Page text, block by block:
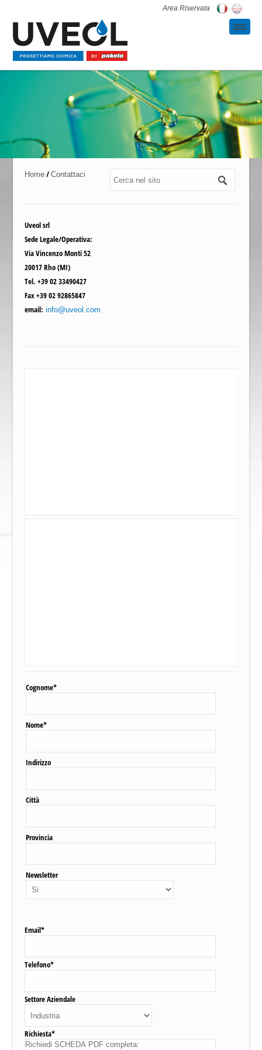
Area Riservata
Home /Contattaci
Uveol srl
Sede Legale/Operativa:
Via Vincenzo Monti 52
20017 Rho (MI)
Tel. +39 02 33490427
Fax+39 02 92865847
email: info@uveol.com
Cognome*
Nome*
Indirizzo
Città
Provincia
Newsletter
Email*
Telefono*
Settore Aziendale
Richiesta*